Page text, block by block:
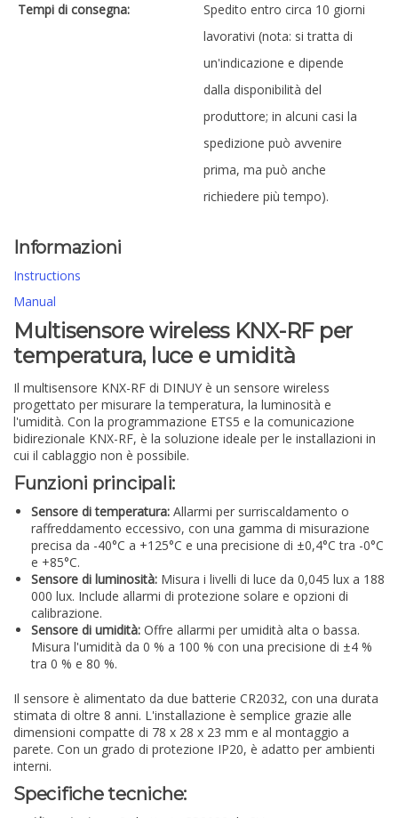
Tempi di consegna:
Spedito entro circa 10 giorni
lavorativi (nota: si tratta di
un'indicazione e dipende
dalla disponibilità del
produttore; in alcuni casi la
spedizione può avvenire
prima, ma può anche
richiedere più tempo).
Informazioni
Instructions
Manual
Multisensore wireless KNX-RF per
temperatura, luce e umidità
Il multisensore KNX-RF di DINUY è un sensore wireless
progettato per misurare la temperatura, la luminosità e
l'umidità. Con la programmazione ETS5 e la comunicazione
bidirezionale KNX-RF, è la soluzione ideale per le installazioni in
cui il cablaggio non è possibile.
Funzioni principali:
Sensore di temperatura: Allarmi per surriscaldamento o
raffreddamento eccessivo, con una gamma di misurazione
precisa da -40°C a +125°C e una precisione di ±0,4°C tra -0°C
e +85°C.
Sensore di luminosità: Misura i livelli di luce da 0,045 lux a 188
000 lux. Include allarmi di protezione solare e opzioni di
calibrazione.
Sensore di umidità: Offre allarmi per umidità alta o bassa.
Misura l'umidità da 0 % a 100 % con una precisione di ±4 %
tra 0 % e 80 %.
Il sensore è alimentato da due batterie CR2032, con una durata
stimata di oltre 8 anni. L'installazione è semplice grazie alle
dimensioni compatte di 78 x 28 x 23 mm e al montaggio a
parete. Con un grado di protezione IP20, è adatto per ambienti
interni.
Specifiche tecniche: